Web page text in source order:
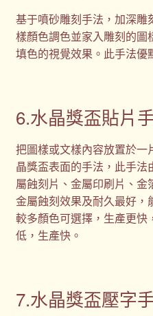
基于噴砂雕刻手法，加深雕
樣顏色調色並家入雕刻的圖
填色的視覺效果。此手法優
6.水晶獎盃貼片
把圖樣或文樣內容放置於
晶獎盃表面的手法，此手
屬蝕刻片、金屬印刷片、金
金屬蝕刻效果及耐久最好，
較多顏色可選擇，生產更
低，生產快。
7.水晶獎盃壓字